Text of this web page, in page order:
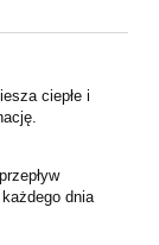
ciepłe i
dnia